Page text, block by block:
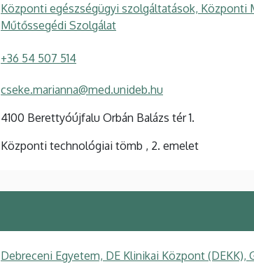
Központi egészségügyi szolgáltatások, Központi
Műtőssegédi Szolgálat
+36 54 507 514
cseke.marianna@med.unideb.hu
4100 Berettyóújfalu Orbán Balázs tér 1.
Központi technológiai tömb , 2. emelet
Debreceni Egyetem, DE Klinikai Központ (DEKK),